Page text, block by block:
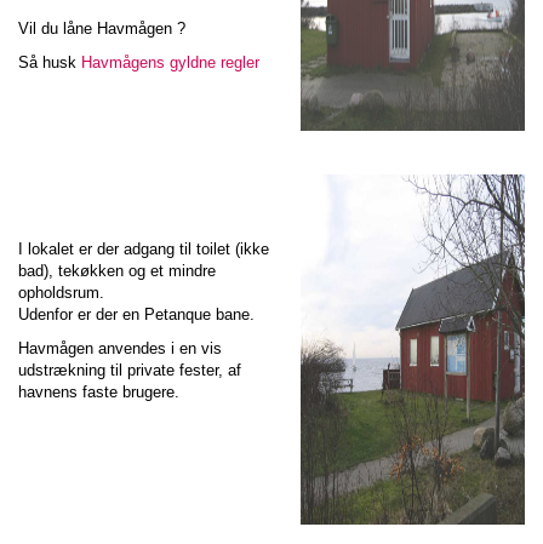
Vil du låne Havmågen ?
Så husk Havmågens gyldne regler
I lokalet er der adgang til toilet (ikke
bad), tekøkken og et mindre
opholdsrum.
Udenfor er der en Petanque bane.
Havmågen anvendes i en vis
udstrækning til private fester, af
havnens faste brugere.